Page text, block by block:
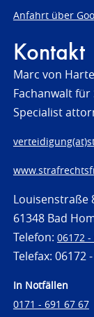
Anfahrt über
Kontakt
Marc von
Fachanwalt
Specialist
Louisenstraße
61348 Bad
Telefon: 06172 -
Telefax: 06172
In Notfällen
0171 - 691 67 67